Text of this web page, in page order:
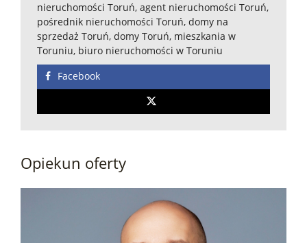
nieruchomości Toruń, agent nieruchomości Toruń,
pośrednik nieruchomości Toruń, domy na
sprzedaż Toruń, domy Toruń, mieszkania w
Toruniu, biuro nieruchomości w Toruniu
Facebook
Opiekun oferty